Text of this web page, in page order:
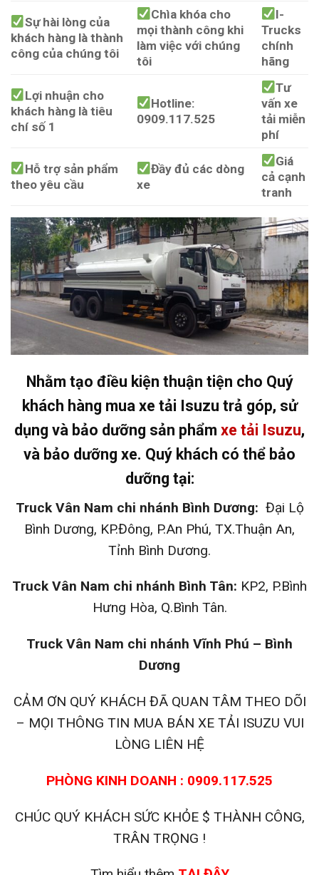
Sự hài lòng của
khách hàng là thành
công của chúng tôi
Chìa khóa cho
mọi thành công khi
làm việc với chúng
tôi
I-
Trucks
chính
hãng
Lợi nhuận cho
khách hàng là tiêu
chí số 1
Hotline:
0909.117.525
Tư
vấn xe
tải miễn
phí
Hỗ trợ sản phẩm
theo yêu cầu
Đầy đủ các dòng
xe
Giá
cả cạnh
tranh
Nhằm tạo điều kiện thuận tiện cho Quý
khách hàng mua xe tải Isuzu trả góp, sử
dụng và bảo dưỡng sản phẩm xe tải Isuzu,
và bảo dưỡng xe. Quý khách có thể bảo
dưỡng tại:
Truck Vân Nam chi nhánh Bình Dương: Đại Lộ
Bình Dương, KP.Đông, P.An Phú, TX.Thuận An,
Tỉnh Bình Dương.
Truck Vân Nam chi nhánh Bình Tân: KP2, P.Bình
Hưng Hòa, Q.Bình Tân.
Truck Vân Nam chi nhánh Vĩnh Phú – Bình
Dương
CẢM ƠN QUÝ KHÁCH ĐÃ QUAN TÂM THEO DÕI
– MỌI THÔNG TIN MUA BÁN XE TẢI ISUZU VUI
LÒNG LIÊN HỆ
PHÒNG KINH DOANH : 0909.117.525
CHÚC QUÝ KHÁCH SỨC KHỎE $ THÀNH CÔNG,
TRÂN TRỌNG !